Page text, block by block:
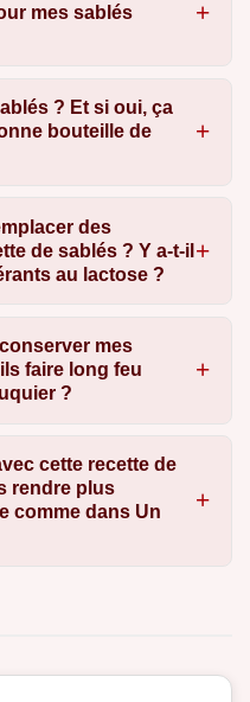
mes sablés
? Et si oui, ça
bouteille de
des
de sablés ? Y a-t-il
au lactose ?
mes
faire long feu
?
cette recette de
rendre plus
comme dans Un